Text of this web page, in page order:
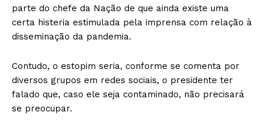
parte do chefe da Nação de que ainda existe uma
certa histeria estimulada pela imprensa com relação à
disseminação da pandemia.
Contudo, o estopim seria, conforme se comenta por
diversos grupos em redes sociais, o presidente ter
falado que, caso ele seja contaminado, não precisará
se preocupar.